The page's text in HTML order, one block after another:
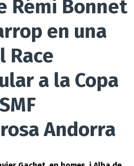
Rémi Bonnet
en una
Race
a la Copa
Andorra